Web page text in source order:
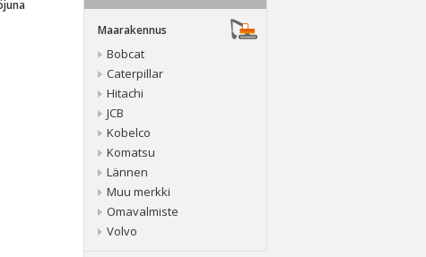
Maarakennus
Bobcat
Caterpillar
Hitachi
JCB
Kobelco
Komatsu
Lännen
Muu merkki
Omavalmiste
Volvo